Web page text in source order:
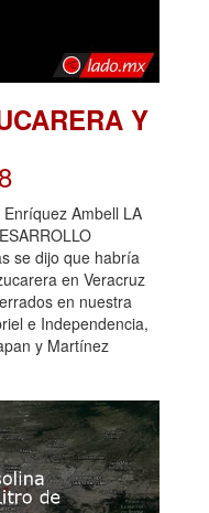
Y
Ambell LA
se dijo que habría
en Veracruz
en nuestra
e Independencia,
y Martínez